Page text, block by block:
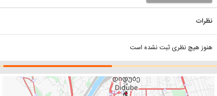
نظرات
هنوز هیچ نظری ثبت نشده است